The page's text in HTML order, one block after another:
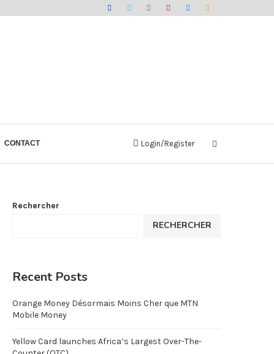
CONTACT Login/Register
Rechercher
RECHERCHER
Recent Posts
Orange Money Désormais Moins Cher que MTN
Mobile Money
Yellow Card launches Africa’s Largest Over-The-